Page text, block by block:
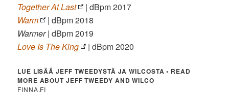
Together At Last
| dBpm 2017
Warm
| dBpm 2018
Warmer| dBpm 2019
Love Is The King
| dBpm 2020
LUE LISÄÄ JEFF TWEEDYSTÄ JA WILCOSTA • READ
MORE ABOUT JEFF TWEEDY AND WILCO
FINNA.FI